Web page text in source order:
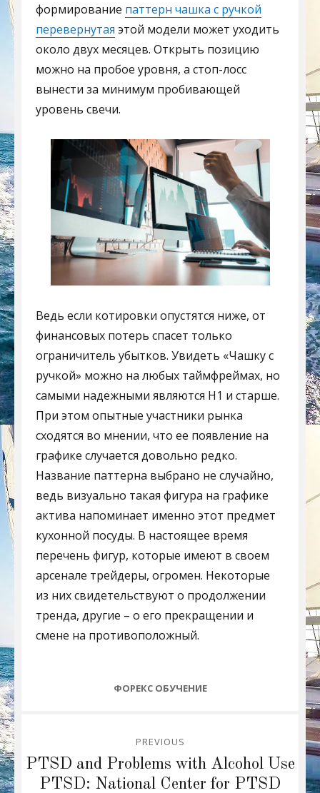
формирование паттерн чашка с ручкой
перевернутая этой модели может уходить
около двух месяцев. Открыть позицию
можно на пробое уровня, а стоп-лосс
вынести за минимум пробивающей
уровень свечи.
Ведь если котировки опустятся ниже, от
финансовых потерь спасет только
ограничитель убытков. Увидеть «Чашку с
ручкой» можно на любых таймфреймах, но
самыми надежными являются H1 и старше.
При этом опытные участники рынка
сходятся во мнении, что ее появление на
графике случается довольно редко.
Название паттерна выбрано не случайно,
ведь визуально такая фигура на графике
актива напоминает именно этот предмет
кухонной посуды. В настоящее время
перечень фигур, которые имеют в своем
арсенале трейдеры, огромен. Некоторые
из них свидетельствуют о продолжении
тренда, другие – о его прекращении и
смене на противоположный.
CATEGORIES
ФОРЕКС ОБУЧЕНИЕ
navigation
PREVIOUS
Previous
post:
PTSD and Problems with Alcohol Use
PTSD: National Center for PTSD